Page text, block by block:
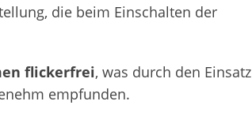
die beim Einschalten der
flickerfrei, was durch den Einsatz
empfunden.